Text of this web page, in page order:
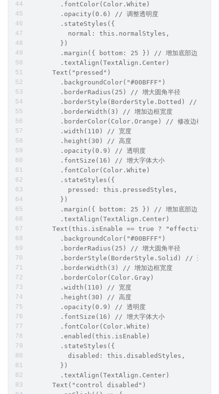
        .fontColor(Color.White)
        .opacity(0.6) // 调整透明度
        .stateStyles({
          normal: this.normalStyles,
        })
        .margin({ bottom: 25 }) // 增加底部边距
        .textAlign(TextAlign.Center)
      Text("pressed")
        .backgroundColor("#00BFFF")
        .borderRadius(25) // 增大圆角半径
.borderStyle(BorderStyle.Dotted) // 改变边
        .borderWidth(3) // 增加边框宽度
.borderColor(Color.Orange) // 修改边框颜色
        .width(110) // 宽度
        .height(30) // 高度
        .opacity(0.9) // 透明度
        .fontSize(16) // 增大字体大小
        .fontColor(Color.White)
        .stateStyles({
          pressed: this.pressedStyles,
        })
        .margin({ bottom: 25 }) // 增加底部边距
        .textAlign(TextAlign.Center)
Text(this.isEnable == true ? "effective" :
        .backgroundColor("#00BFFF")
        .borderRadius(25) // 增大圆角半径
.borderStyle(BorderStyle.Solid) // 边框样
        .borderWidth(3) // 增加边框宽度
        .borderColor(Color.Gray)
        .width(110) // 宽度
        .height(30) // 高度
        .opacity(0.9) // 透明度
        .fontSize(16) // 增大字体大小
        .fontColor(Color.White)
        .enabled(this.isEnable)
        .stateStyles({
          disabled: this.disabledStyles,
        })
        .textAlign(TextAlign.Center)
      Text("control disabled")